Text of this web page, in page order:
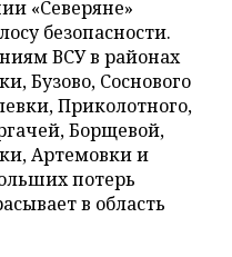
«Северяне»
безопасности.
ВСУ в районах
Бузово, Соснового
Приколотного,
Борщевой,
Артемовки и
потерь
в область